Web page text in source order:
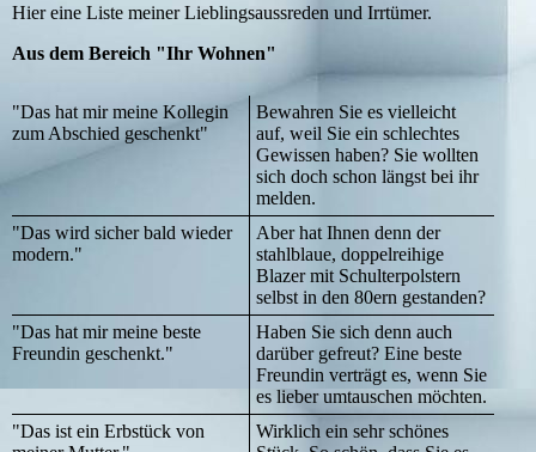
Hier eine Liste meiner Lieblingsaussreden und Irrtümer.
Aus dem Bereich "Ihr Wohnen"
"Das hat mir meine Kollegin
zum Abschied geschenkt"
Bewahren Sie es vielleicht
auf, weil Sie ein schlechtes
Gewissen haben? Sie wollten
sich doch schon längst bei ihr
melden.
"Das wird sicher bald wieder
modern."
Aber hat Ihnen denn der
stahlblaue, doppelreihige
Blazer mit Schulterpolstern
selbst in den 80ern gestanden?
"Das hat mir meine beste
Freundin geschenkt."
Haben Sie sich denn auch
darüber gefreut? Eine beste
Freundin verträgt es, wenn Sie
es lieber umtauschen möchten.
"Das ist ein Erbstück von
Wirklich ein sehr schönes